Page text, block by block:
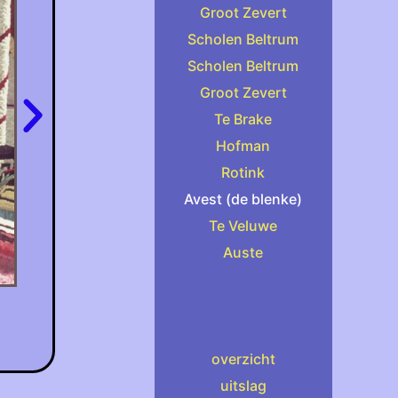
Groot Zevert
Scholen Beltrum
Scholen Beltrum
Groot Zevert
Te Brake
Hofman
Rotink
Avest (de blenke)
Te Veluwe
Auste
overzicht
uitslag